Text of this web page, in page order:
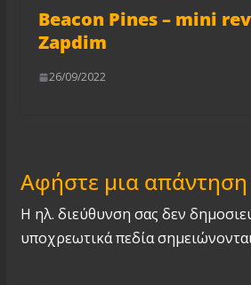
Beacon Pines – mini
Zapdim
26/09/2022
Αφήστε μια απάντηση
Η ηλ. διεύθυνση σας δεν
υποχρεωτικά πεδία